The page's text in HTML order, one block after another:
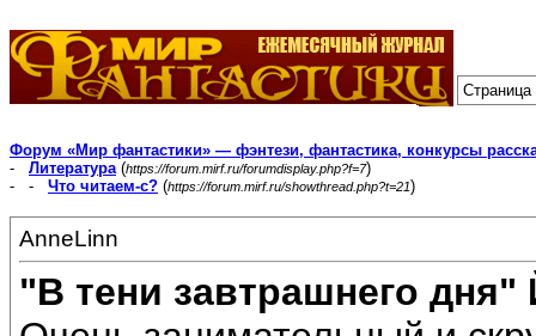
Страница
Форум «Мир фантастики» — фэнтези, фантастика, конкурсы
- Литература(https://forum.mirf.ru/forumdisplay.php?f=7)
- - Что читаем-с? (https://forum.mirf.ru/showthread.php?t=21)
AnneLinn
"В тени завтрашнего дня"